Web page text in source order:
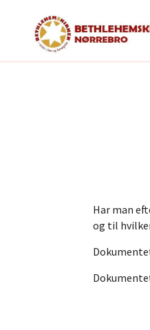
Har man
og til